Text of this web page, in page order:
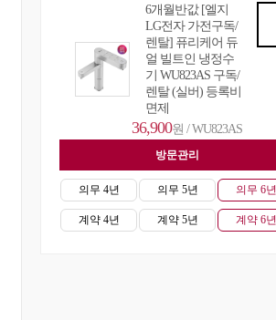
6개월반값 [엘지
LG전자 가전구독/
렌탈] 퓨리케어 듀
얼 빌트인 냉정수
기 WU823AS 구독/
렌탈 (실버) 등록비
면제
36,900원 / WU823AS
방문관리
의무 4년
계약 4년
의무 5년
계약 5년
의무 6년
계약 6년